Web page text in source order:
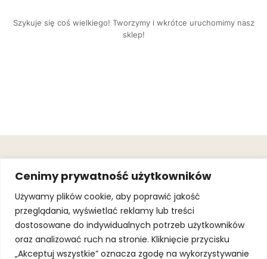
Cenimy prywatność użytkowników
Używamy plików cookie, aby poprawić jakość
przeglądania, wyświetlać reklamy lub treści
dostosowane do indywidualnych potrzeb użytkowników
oraz analizować ruch na stronie. Kliknięcie przycisku
„Akceptuj wszystkie” oznacza zgodę na wykorzystywanie
Szykuje się coś wielkiego! Tworzymy i wkrótce uruchomimy nasz
sklep!
+48 510 070
090
SOLEC 81B LOK.
A66,
WARSZAWA
JOIN OUR
MAILING
By subscribing,
you agree to
ourTerms of
UseandPrivacy
OBSŁUGA
KLIENTA
Gwarancja
.
.